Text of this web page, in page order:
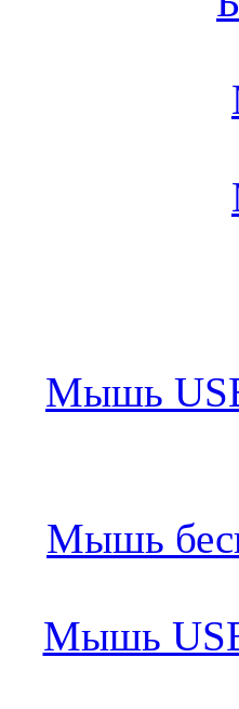
Мышь
Мышь
Мышь